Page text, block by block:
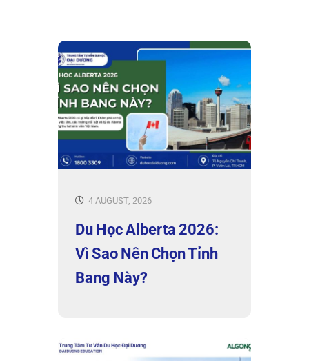
4 AUGUST, 2026
Du Học Alberta 2026:
Vì Sao Nên Chọn Tỉnh
Bang Này?